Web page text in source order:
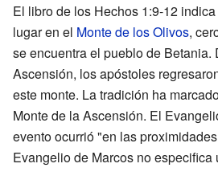
El libro de los Hechos 1:9-12
lugar en el Monte de los Olivos,
se encuentra el pueblo de Betania.
Ascensión, los apóstoles
este monte. La tradición ha
Monte de la Ascensión. El
evento ocurrió "en las
Evangelio de Marcos no especifica